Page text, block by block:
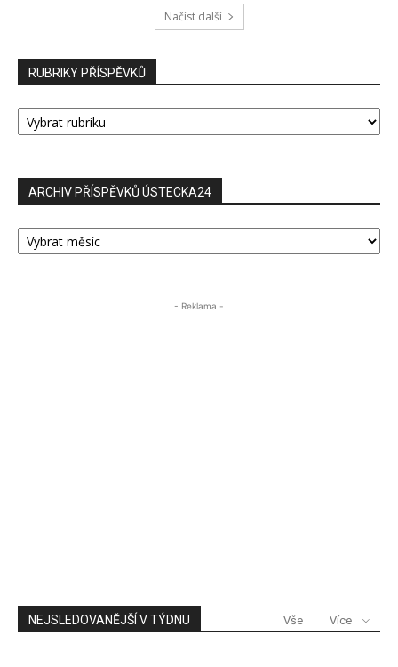
Načíst další
RUBRIKY PŘÍSPĚVKŮ
RUBRIKY
PŘÍSPĚVKŮ
ARCHIV PŘÍSPĚVKŮ ÚSTECKA24
ARCHIV
PŘÍSPĚVKŮ
- Reklama -
NEJSLEDOVANĚJŠÍ V TÝDNU Vše Více